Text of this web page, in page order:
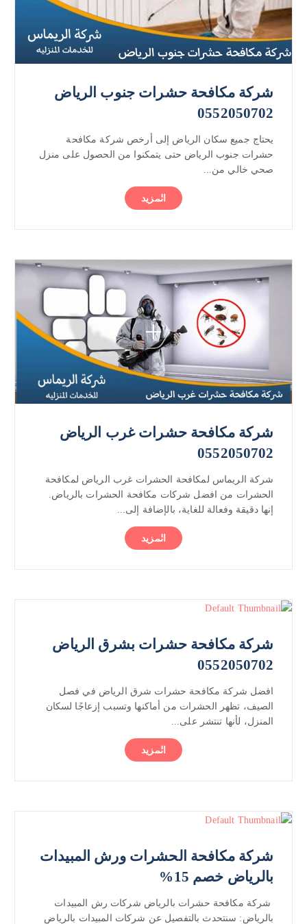
شركة مكافحة حشرات جنوب الرياض
0552050702
يحتاج جميع سكان الرياض إلى أرخص شركة مكافحة
حشرات جنوب الرياض حتى يتمكنوا من الحصول على منزل
صحي خالي من...
المزيد
شركة مكافحة حشرات غرب الرياض
0552050702
شركة الريماس لمكافحة الحشرات غرب الرياض لمكافحة
الحشرات من افضل شركات مكافحة الحشرات بالرياض.
إنها دقيقة وفعالة للغاية، بالإضافة إلى...
المزيد
شركة مكافحة حشرات بشرق الرياض
0552050702
افضل شركة مكافحة حشرات شرق الرياض في فصل
الصيف، تظهر الحشرات من أماكنها وتسبب إزعاجًا لسكان
المنزل، لأنها تنتشر على...
المزيد
شركة مكافحة الحشرات ورش المبيدات
بالرياض خصم 15%
شركة مكافحة حشرات بالرياض شركات رش المبيدات
بالرياض: سنتحدث بالتفصيل عن شركات المبيدات بالرياض